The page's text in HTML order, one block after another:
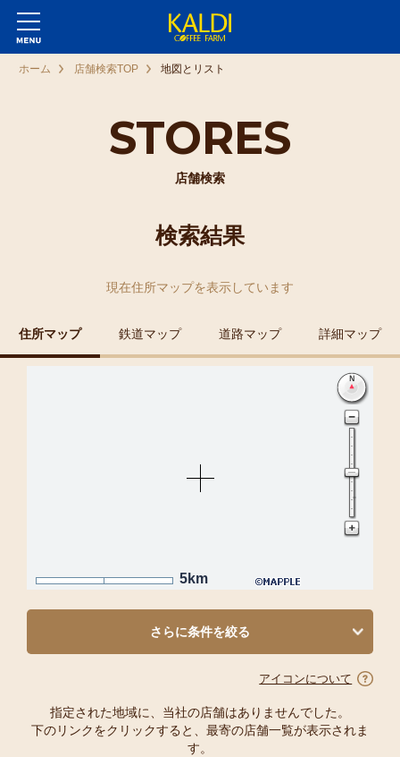
STORES
店舗検索
ホーム 店舗検索TOP 地図とリスト
検索結果
現在住所マップを表示しています
住所マップ 鉄道マップ 道路マップ 詳細マップ
5km
さらに条件を絞る
アイコンについて
指定された地域に、当社の店舗はありませんでした。
下のリンクをクリックすると、最寄の店舗一覧が表示されま
す。